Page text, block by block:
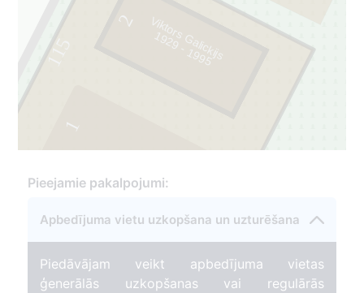
115
1
2 Viktors Galickijs
1
929-199
5
Pieejamie pakalpojumi:
Apbedījuma vietu uzkopšana un uzturēšana
Piedāvājam veikt apbedījuma vietas
ģenerālās uzkopšanas vai regulārās